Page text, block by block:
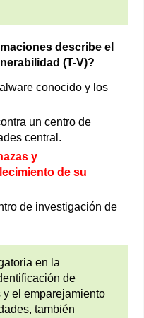
describe el
(T-V)?
conocido y los
un centro de
central.
y
de su
de investigación de
en la
de
el emparejamiento
también